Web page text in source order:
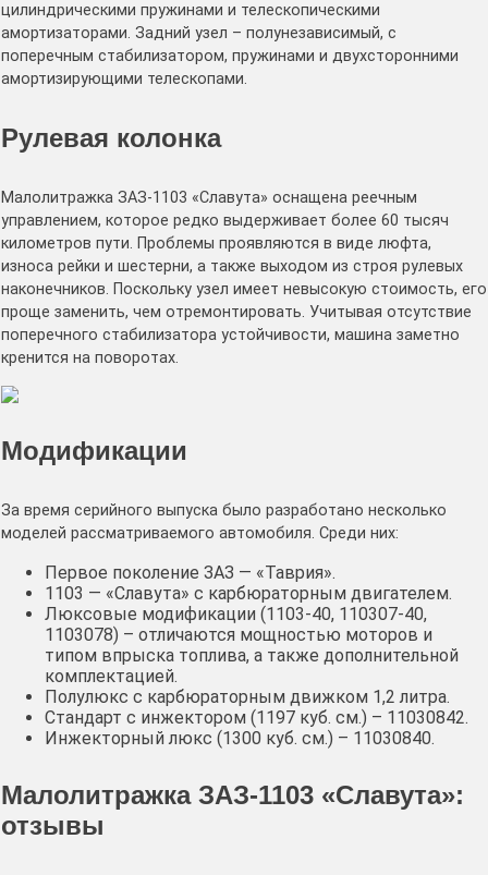
цилиндрическими пружинами и телескопическими
амортизаторами. Задний узел – полунезависимый, с
поперечным стабилизатором, пружинами и двухсторонними
амортизирующими телескопами.
Рулевая колонка
Малолитражка ЗАЗ-1103 «Славута» оснащена реечным
управлением, которое редко выдерживает более 60 тысяч
километров пути. Проблемы проявляются в виде люфта,
износа рейки и шестерни, а также выходом из строя рулевых
наконечников. Поскольку узел имеет невысокую стоимость, его
проще заменить, чем отремонтировать. Учитывая отсутствие
поперечного стабилизатора устойчивости, машина заметно
кренится на поворотах.
Модификации
За время серийного выпуска было разработано несколько
моделей рассматриваемого автомобиля. Среди них:
Первое поколение ЗАЗ — «Таврия».
1103 — «Славута» с карбюраторным двигателем.
Люксовые модификации (1103-40, 110307-40,
1103078) – отличаются мощностью моторов и
типом впрыска топлива, а также дополнительной
комплектацией.
Полулюкс с карбюраторным движком 1,2 литра.
Стандарт с инжектором (1197 куб. см.) – 11030842.
Инжекторный люкс (1300 куб. см.) – 11030840.
Малолитражка ЗАЗ-1103 «Славута»:
отзывы